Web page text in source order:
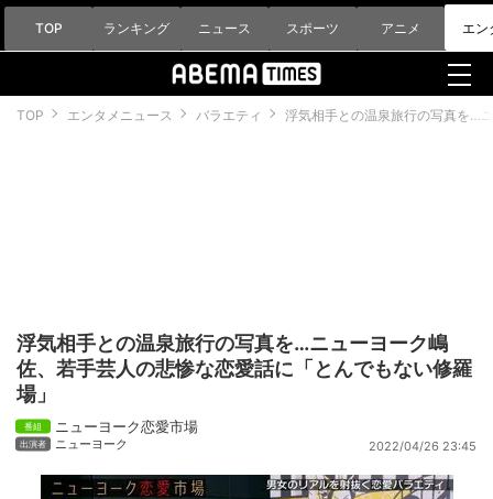
TOP ランキング ニュース スポーツ アニメ エン
TOP エンタメニュース バラエティ 浮気相手との温泉旅行の写真を…
浮気相手との温泉旅行の写真を…ニューヨーク嶋
佐、若手芸人の悲惨な恋愛話に「とんでもない修羅
場」
ニューヨーク恋愛市場
ニューヨーク 2022/04/26 23:45